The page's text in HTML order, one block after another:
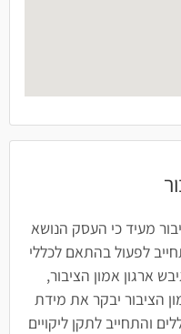
מעיד כי העסק הנושא
לפעול בהתאם לכללי
ארגון אמון הציבור,
הציבור יבקר את מידת
והתחייב לתקן ליקויים